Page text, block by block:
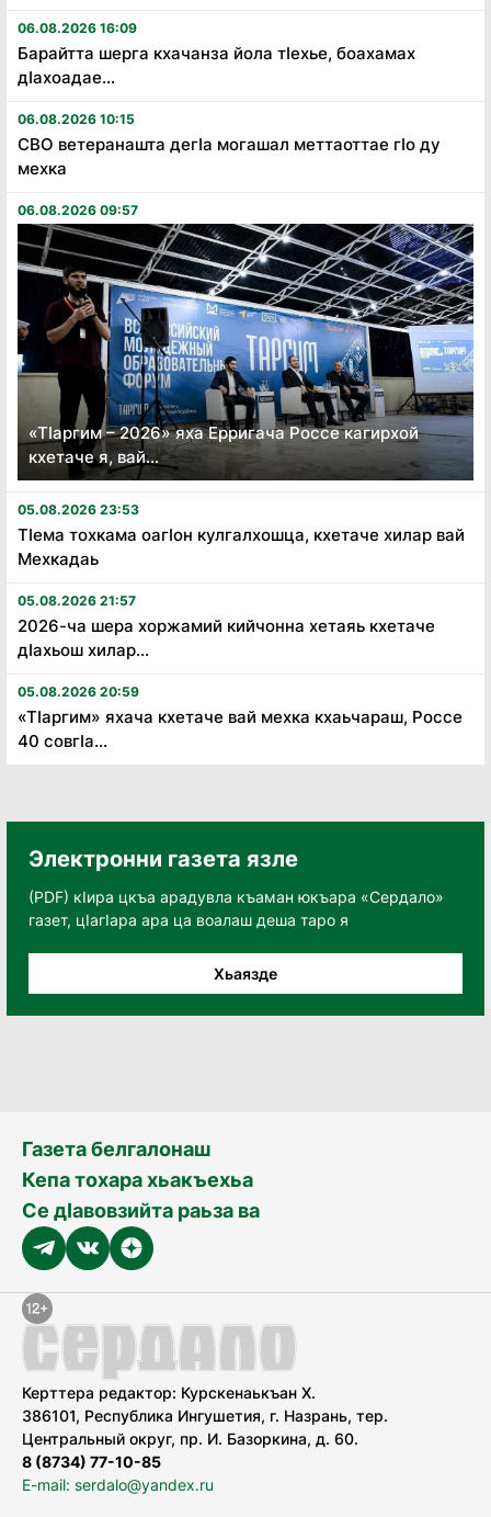
06.08.2026 16:09
Барайтта шерга кхачанза йола тӏехье, боахамах
дӏахоадае...
06.08.2026 10:15
СВО ветеранашта дегӏа могашал меттаоттае гӏо ду
мехка
06.08.2026 09:57
«Тӏаргим – 2026» яха Ерригача Россе кагирхой
кхетаче я, вай...
05.08.2026 23:53
Тӏема тохкама оагӏон кулгалхошца, кхетаче хилар вай
Мехкадаь
05.08.2026 21:57
2026-ча шера хоржамий кийчонна хетаяь кхетаче
дӏахьош хилар...
05.08.2026 20:59
«Тӏаргим» яхача кхетаче вай мехка кхаьчараш, Россе
40 совгӏа...
Электронни газета язле
(PDF) кӀира цкъа арадувла къаман юкъара «Сердало»
газет, цӀагӀара ара ца воалаш деша таро я
Хьаязде
Газета белгалонаш
Кепа тохара хьакъехьа
Се дӀавовзийта раьза ва
Керттера редактор: Курскенаькъан Х.
386101, Республика Ингушетия, г. Назрань, тер.
Центральный округ, пр. И. Базоркина, д. 60.
8 (8734) 77-10-85
E-mail: serdalo@yandex.ru